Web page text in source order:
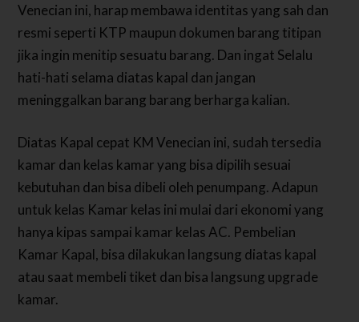
Venecian ini, harap membawa identitas yang sah dan
resmi seperti KTP maupun dokumen barang titipan
jika ingin menitip sesuatu barang. Dan ingat Selalu
hati-hati selama diatas kapal dan jangan
meninggalkan barang barang berharga kalian.
Diatas Kapal cepat KM Venecian ini, sudah tersedia
kamar dan kelas kamar yang bisa dipilih sesuai
kebutuhan dan bisa dibeli oleh penumpang. Adapun
untuk kelas Kamar kelas ini mulai dari ekonomi yang
hanya kipas sampai kamar kelas AC. Pembelian
Kamar Kapal, bisa dilakukan langsung diatas kapal
atau saat membeli tiket dan bisa langsung upgrade
kamar.